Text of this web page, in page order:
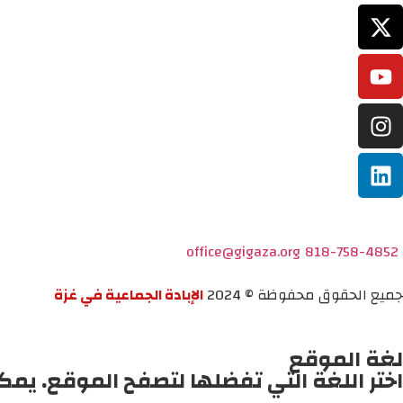
818-758-4852
office@gigaza.org
جميع الحقوق محفوظة © 2024
الإبادة الجماعية في غزة
لغة الموقع
اختر اللغة التي تفضلها لتصفح الموقع.